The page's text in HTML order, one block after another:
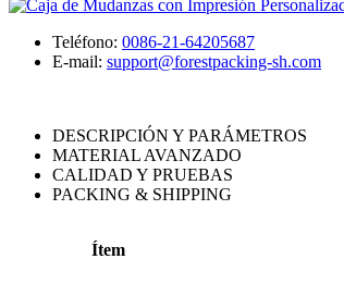
Teléfono: 0086-21-64205687
E-mail: support@forestpacking-sh.com
DESCRIPCIÓN Y PARÁMETROS
MATERIAL AVANZADO
CALIDAD Y PRUEBAS
PACKING & SHIPPING
Ítem